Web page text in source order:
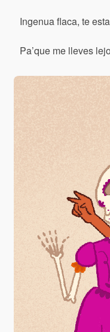
Ingenua flaca, te
Pa’que me lleves